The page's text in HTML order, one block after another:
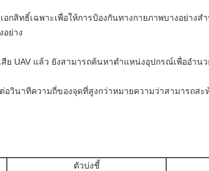
กสิทธิ์เฉพาะเพื่อให้การป้องกันทางกายภาพบางอย่าง
ย่าง
ย UAV แล้ว ยังสามารถค้นหาตำแหน่งอุปกรณ์เพื่ออำ
ต่อวินาทีความถี่ของจุดที่สูงกว่าหมายความว่าสามาร
ตัวบ่งชี้